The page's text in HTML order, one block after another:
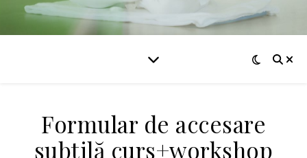
Formular de accesare
subtilă curs+workshop